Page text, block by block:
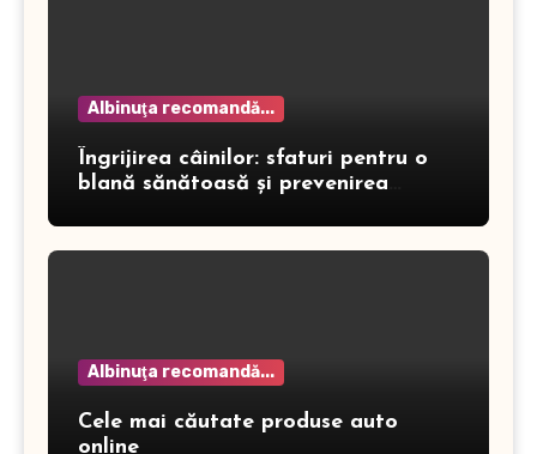
Albinuţa recomandă...
Îngrijirea câinilor: sfaturi pentru o
blană sănătoasă și prevenirea
Albinuţa recomandă...
Cele mai căutate produse auto
online